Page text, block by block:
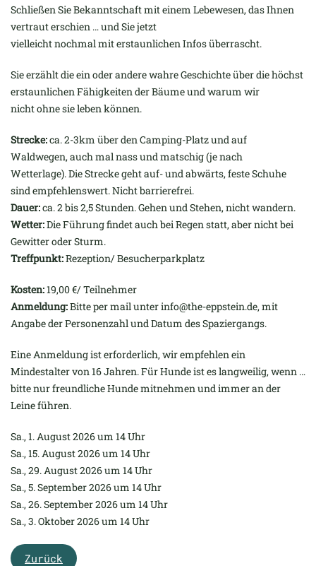
Schließen Sie Bekanntschaft mit einem Lebewesen, das Ihnen
vertraut erschien … und Sie jetzt
vielleicht nochmal mit erstaunlichen Infos überrascht.
Sie erzählt die ein oder andere wahre Geschichte über die höchst
erstaunlichen Fähigkeiten der Bäume und warum wir
nicht ohne sie leben können.
Strecke:ca. 2-3km über den Camping-Platz und auf
Waldwegen, auch mal nass und matschig (je nach
Wetterlage). Die Strecke geht auf- und abwärts, feste Schuhe
sind empfehlenswert. Nicht barrierefrei.
Dauer:ca. 2 bis 2,5 Stunden. Gehen und Stehen, nicht wandern.
Wetter:Die Führung findet auch bei Regen statt, aber nicht bei
Gewitter oder Sturm.
Treffpunkt:Rezeption/ Besucherparkplatz
Kosten:19,00 €/ Teilnehmer
Anmeldung:Bitte per mail unter info@the-eppstein.de, mit
Angabe der Personenzahl und Datum des Spaziergangs.
Eine Anmeldung ist erforderlich, wir empfehlen ein
Mindestalter von 16 Jahren. Für Hunde ist es langweilig, wenn …
bitte nur freundliche Hunde mitnehmen und immer an der
Leine führen.
Sa., 1. August 2026 um 14 Uhr
Sa., 15. August 2026 um 14 Uhr
Sa., 29. August 2026 um 14 Uhr
Sa., 5. September 2026 um 14 Uhr
Sa., 26. September 2026 um 14 Uhr
Sa., 3. Oktober 2026 um 14 Uhr
Zurück